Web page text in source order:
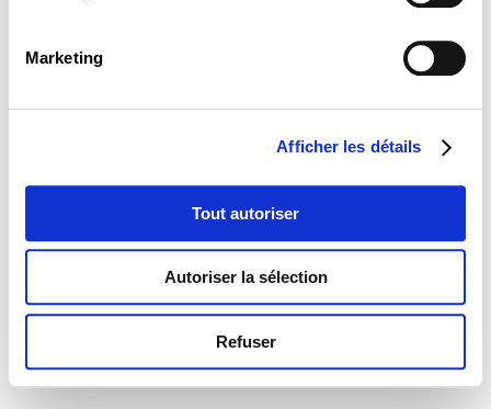
Marketing
Afficher les détails
Tout autoriser
Autoriser la sélection
Refuser